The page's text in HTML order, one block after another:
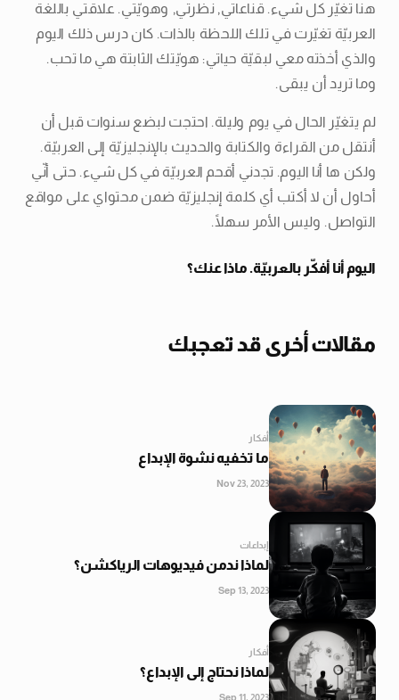
هنا تغيّر كل شيء. قناعاتي, نظرتي, وهويّتي. علاقتي باللغة
العربيّة تغيّرت في تلك اللحظة بالذات. كان درس ذلك اليوم
والذي أخذته معي لبقيّة حياتي: هويّتك الثابتة هي ما تحب.
وما تريد أن يبقى.
لم يتغيّر الحال في يوم وليلة. احتجت لبضع سنوات قبل أن
أنتقل من القراءة والكتابة والحديث بالإنجليزيّة إلى العربيّة.
ولكن ها أنا اليوم. تجدني أقحم العربيّة في كل شيء. حتى أنّي
أحاول أن لا أكتب أي كلمة إنجليزيّة ضمن محتواي على مواقع
التواصل. وليس الأمر سهلًا.
اليوم أنا أفكّر بالعربيّة. ماذا عنك؟
مقالات أخرى قد تعجبك
أفكار
ما تخفيه نشوة الإبداع
Nov 23, 2023
إبداعات
لماذا ندمن فيديوهات الرياكشن؟
Sep 13, 2023
أفكار
لماذا نحتاج إلى الإبداع؟
Sep 11, 2023